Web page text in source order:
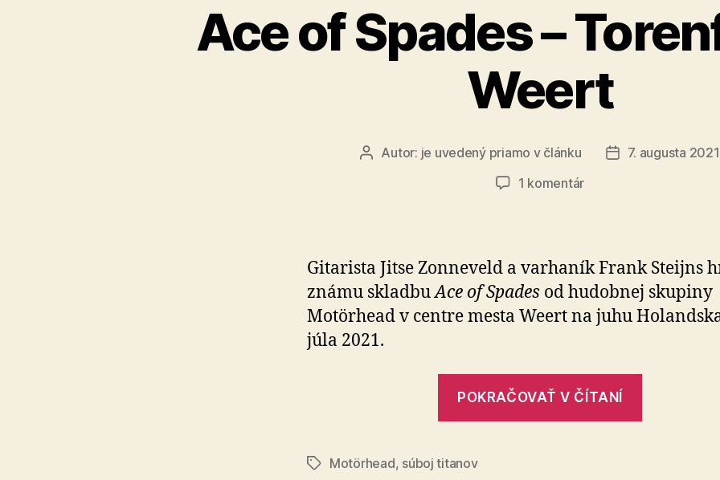
Ace of Spades –
Weert
AutorAutor: je uvedený priamo v článku
Dátum
7. augusta 2021
1 komentárna
–
Torenfestival
Weert
Gitarista Jitse Zonneveld a varhaník Frank Steijns
známu skladbuAce of Spades od hudobnej skupiny
Motörhead v centre mesta Weert na juhu
júla 2021.
POKRAČOVAŤ V ČÍTANÍ
ZnačkyMotörhead, súboj titanov